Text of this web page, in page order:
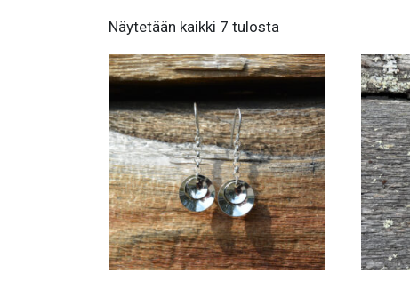
Näytetään kaikki 7 tulosta
ensin